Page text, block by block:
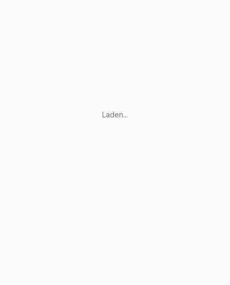
Laden...